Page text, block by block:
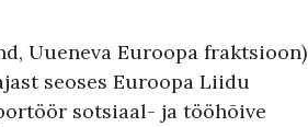
Uueneva Euroopa fraktsioon)
seoses Euroopa Liidu
sotsiaal- ja tööhõive